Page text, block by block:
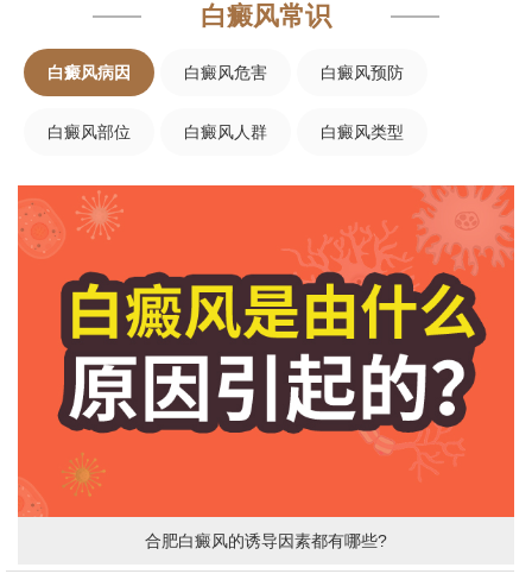
白癜风常识
白癜风病因 白癜风危害 白癜风预防
白癜风部位 白癜风人群 白癜风类型
合肥白癜风的诱导因素都有哪些?